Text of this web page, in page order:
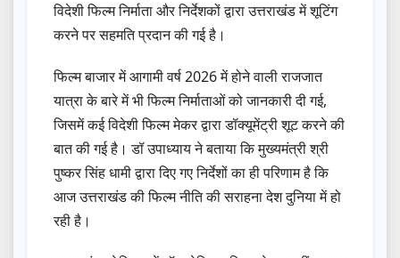
विदेशी फिल्म निर्माता और निर्देशकों द्वारा उत्तराखंड में शूटिंग
करने पर सहमति प्रदान की गई है।
फिल्म बाजार में आगामी वर्ष 2026 में होने वाली राजजात
यात्रा के बारे में भी फिल्म निर्माताओं को जानकारी दी गई,
जिसमें कई विदेशी फिल्म मेकर द्वारा डॉक्यूमेंट्री शूट करने की
बात की गई है। डॉ उपाध्याय ने बताया कि मुख्यमंत्री श्री
पुष्कर सिंह धामी द्वारा दिए गए निर्देशों का ही परिणाम है कि
आज उत्तराखंड की फिल्म नीति की सराहना देश दुनिया में हो
रही है।